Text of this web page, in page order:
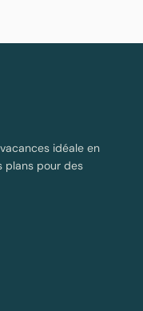
idéale en
plans pour des